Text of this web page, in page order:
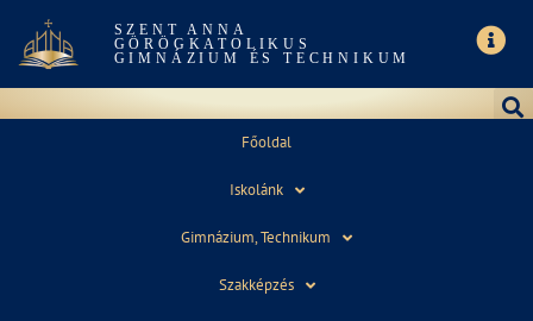
SZENT ANNA
GÖRÖGKATOLIKUS
GIMNÁZIUM ÉS TECHNIKUM
Főoldal
Iskolánk
Gimnázium, Technikum
Szakképzés
FALIÚJSÁG SZEPTEMBER 12.A